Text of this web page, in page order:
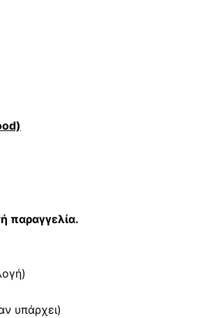
παραγγελία.
υπάρχει)